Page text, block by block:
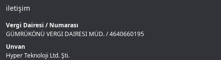
iletişim
Vergi Dairesi / Numarası
GÜMRÜKÖNÜ VERGI DAIRESI MÜD. / 4640660195
Unvan
Hyper Teknoloji Ltd. Şti.